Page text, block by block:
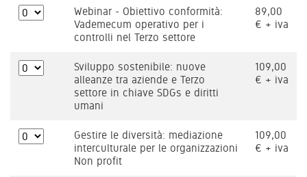
Webinar - Obiettivo conformità:
Vademecum operativo per i
controlli nel Terzo settore
89,00
€ + iva
Sviluppo sostenibile: nuove
alleanze tra aziende e Terzo
settore in chiave SDGs e diritti
umani
109,00
€ + iva
Gestire le diversità: mediazione
interculturale per le organizzazioni
Non profit
109,00
€ + iva